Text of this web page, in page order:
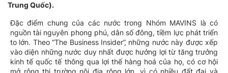
Trung Quốc).
Đặc điểm chung của các nước trong Nhóm MAVINS là có
nguồn tài nguyên phong phú, dân số đông, tiềm lực phát triển
to lớn. Theo “The Business Insider”, những nước này được xếp
vào diện những nước duy nhất được hưởng lợi từ tăng trưởng
kinh tế quốc tế thông qua lợi thế hàng hoá của họ, có cơ hội